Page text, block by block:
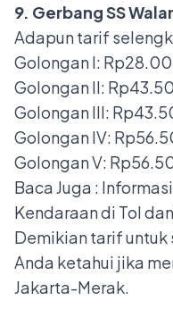
9. Gerbang SS
Adapun tarif
Golongan I:
Golongan II:
Golongan III:
Golongan IV:
Golongan V:
Baca Juga :
Kendaraan di Tol
Demikian tarif untuk
Anda ketahui jika
Jakarta-Merak.